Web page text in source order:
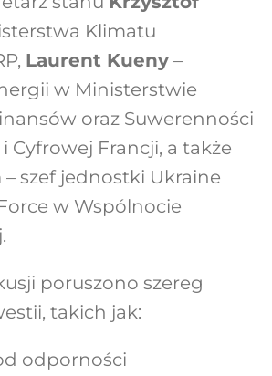
Klimatu
Laurent Kueny–
w Ministerstwie
oraz Suwerenności
Cyfrowej Francji, a także
– szef jednostki Ukraine
w Wspólnocie
poruszono szereg
takich jak:
odporności